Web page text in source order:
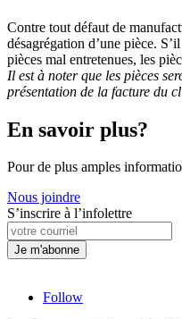
Contre tout défaut de
désagrégation d’une pièce.
pièces mal entretenues, les
Il est à noter que les pièces
présentation de la facture du
En savoir plus?
Pour de plus amples
Nous joindre
S’inscrire à l’infolettre
Follow